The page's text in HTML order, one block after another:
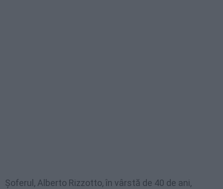
Șoferul, Alberto Rizzotto, în vârstă de 40 de ani,